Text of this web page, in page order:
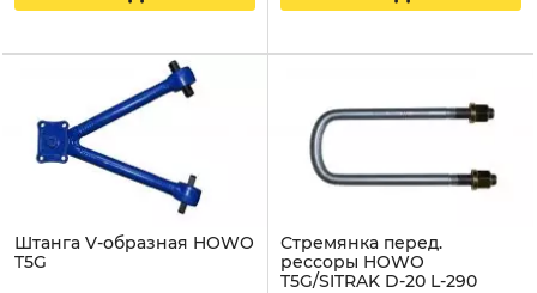
Штанга V-образная HOWO
T5G
Стремянка перед.
рессоры HOWO
T5G/SITRAK D-20 L-290